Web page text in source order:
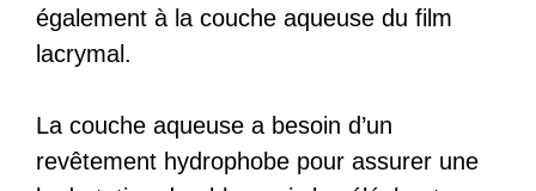
également à la couche aqueuse du film
lacrymal.
La couche aqueuse a besoin d’un
revêtement hydrophobe pour assurer une